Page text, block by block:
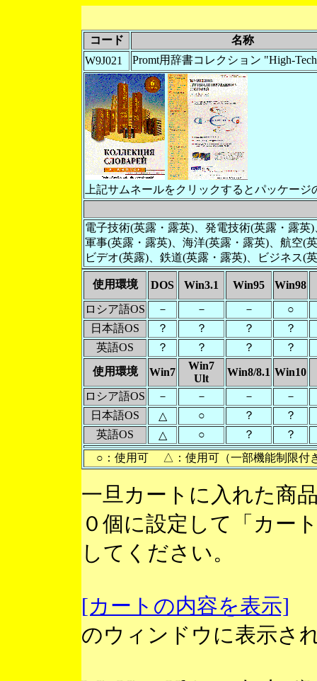
コード
名称
W9J021
Promt用辞書コレクション "High-
上記サムネールをクリックするとパッケー
電子技術(英露・露英)、発電技術(英露・露
軍事(英露・露英)、海洋(英露・露英)、航空(
ビデオ(英露)、鉄道(英露・露英)、ビジネス(
使用環境 DOS Win3.1 Win95
Win98
ロシア語OS
－ － －
○
日本語OS
？ ？ ？
？
英語OS
？ ？ ？
？
使用環境
Win7
Win7
Ult
Win8/8.1 Win10
ロシア語OS
－ － －
－
日本語OS
△ ○ ？
？
英語OS
△ ○ ？
？
○：使用可 △：使用可（一部機能制限
一旦カートに入れた商
０個に設定して「カー
してください。
[カートの内容を表示]
のウィンドウに表示さ